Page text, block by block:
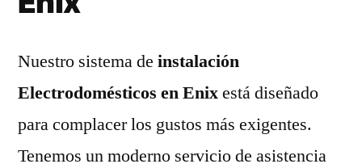
Nuestro sistema de instalación
Electrodomésticos en Enixestá diseñado
para complacer los gustos más exigentes.
Tenemos un moderno servicio de asistencia